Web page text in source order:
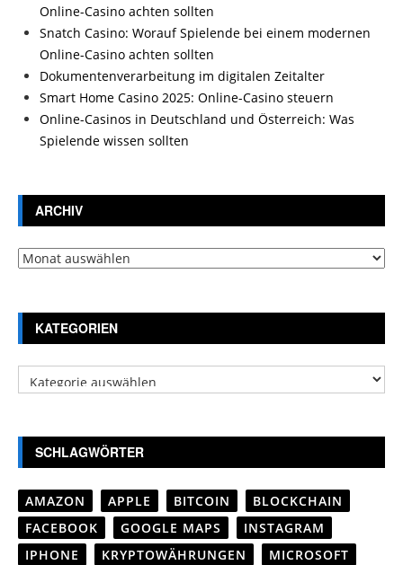
Online-Casino achten sollten
Snatch Casino: Worauf Spielende bei einem modernen
Online-Casino achten sollten
Dokumentenverarbeitung im digitalen Zeitalter
Smart Home Casino 2025: Online-Casino steuern
Online-Casinos in Deutschland und Österreich: Was
Spielende wissen sollten
ARCHIV
Archiv
KATEGORIEN
Kategorien
SCHLAGWÖRTER
AMAZON APPLE BITCOIN
BLOCKCHAIN
FACEBOOK
GOOGLE MAPS
INSTAGRAM
IPHONE
KRYPTOWÄHRUNGEN
MICROSOFT